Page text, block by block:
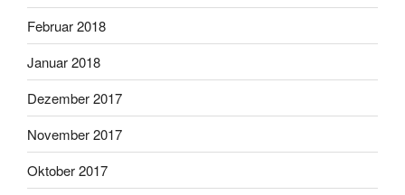
Februar 2018
Januar 2018
Dezember 2017
November 2017
Oktober 2017